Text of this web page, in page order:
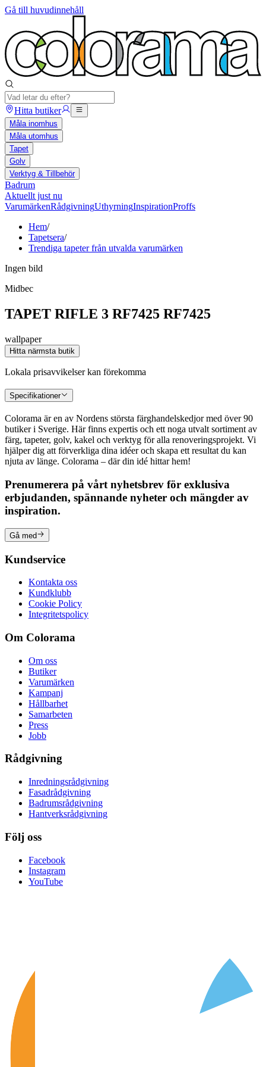
Gå till huvudinnehåll
Hitta butiker
Måla inomhus
Måla utomhus
Tapet
Golv
Verktyg & Tillbehör
Badrum
Aktuellt just nu
VarumärkenRådgivningUthyrningInspirationProffs
Hem/
Tapetsera/
Trendiga tapeter från utvalda varumärken
Ingen bild
Midbec
TAPET RIFLE 3 RF7425 RF7425
wallpaper
Hitta närmsta butik
Lokala prisavvikelser kan förekomma
Specifikationer
Colorama är en av Nordens största färghandelskedjor med över 90
butiker i Sverige. Här finns expertis och ett noga utvalt sortiment av
färg, tapeter, golv, kakel och verktyg för alla renoveringsprojekt. Vi
hjälper dig att förverkliga dina idéer och skapa ett resultat du kan
njuta av länge. Colorama – där din idé hittar hem!
Prenumerera på vårt nyhetsbrev för exklusiva
erbjudanden, spännande nyheter och mängder av
inspiration.
Gå med
Kundservice
Kontakta oss
Kundklubb
Cookie Policy
Integritetspolicy
Om Colorama
Om oss
Butiker
Varumärken
Kampanj
Hållbarhet
Samarbeten
Press
Jobb
Rådgivning
Inredningsrådgivning
Fasadrådgivning
Badrumsrådgivning
Hantverksrådgivning
Följ oss
Facebook
Instagram
YouTube